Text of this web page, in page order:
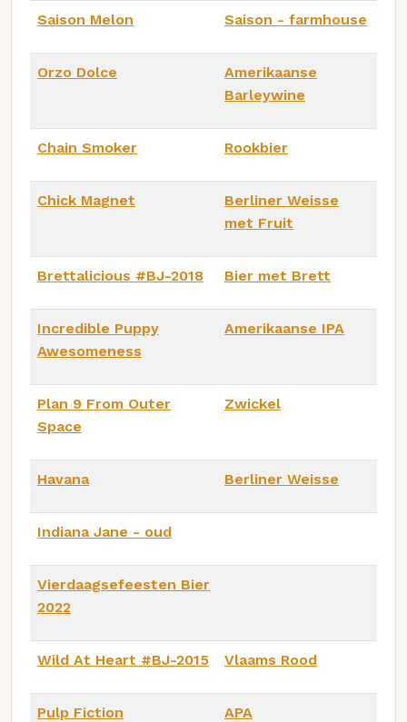
Saison Melon Saison - farmhouse
Orzo Dolce
Amerikaanse
Barleywine
Chain Smoker Rookbier
Chick Magnet
Berliner Weisse
met Fruit
Brettalicious #BJ-2018 Bier met Brett
Incredible Puppy
Awesomeness
Amerikaanse IPA
Plan 9 From Outer
Space
Zwickel
Havana Berliner Weisse
Indiana Jane - oud
Vierdaagsefeesten Bier
2022
Wild At Heart #BJ-2015 Vlaams Rood
Pulp Fiction APA